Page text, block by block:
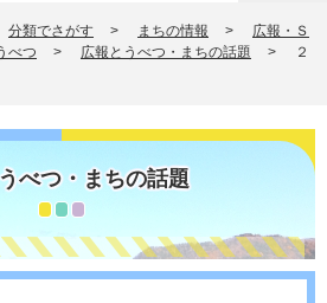
分類でさがす > まちの情報 >
広報・Ｓ
べつ > 広報とうべつ・まちの話題 >
２
べつ・まちの話題